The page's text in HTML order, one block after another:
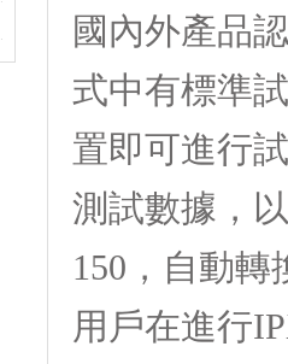
國內外產品認
式中有標準
置即可進行試
測試數據
150，自動
用戶在進行